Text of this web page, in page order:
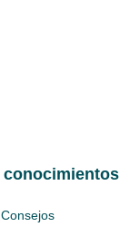
conocimientos
Consejos